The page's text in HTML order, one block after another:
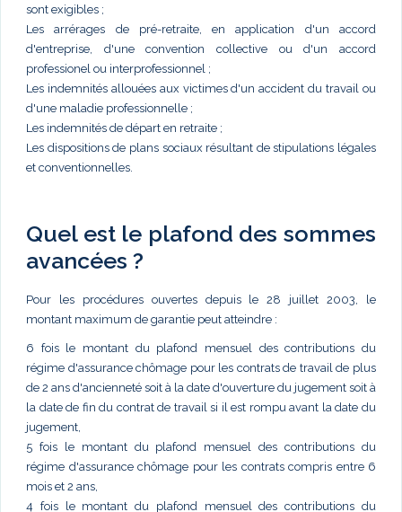
sont exigibles ;
Les arrérages de pré-retraite, en application d'un accord
d'entreprise, d'une convention collective ou d'un accord
professionel ou interprofessionnel ;
Les indemnités allouées aux victimes d'un accident du travail ou
d'une maladie professionnelle ;
Les indemnités de départ en retraite ;
Les dispositions de plans sociaux résultant de stipulations légales
et conventionnelles.
Quel est le plafond des sommes
avancées ?
Pour les procédures ouvertes depuis le 28 juillet 2003, le
montant maximum de garantie peut atteindre :
6 fois le montant du plafond mensuel des contributions du
régime d'assurance chômage pour les contrats de travail de plus
de 2 ans d'ancienneté soit à la date d'ouverture du jugement soit à
la date de fin du contrat de travail si il est rompu avant la date du
jugement,
5 fois le montant du plafond mensuel des contributions du
régime d'assurance chômage pour les contrats compris entre 6
mois et 2 ans,
4 fois le montant du plafond mensuel des contributions du